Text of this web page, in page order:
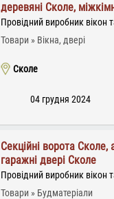
деревяні Сколе,
Провідний виробник вікон
Товари
Вікна, двері
Сколе
04 грудня 2024
Секційні ворота
гаражні двері Сколе
Провідний виробник вікон
Товари
Будматеріали